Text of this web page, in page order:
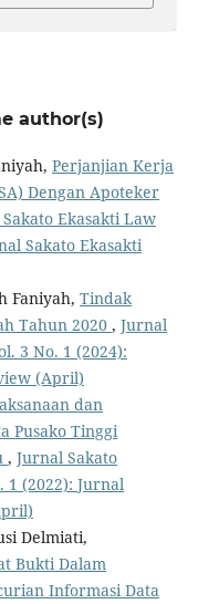
author(s)
Perjanjian Kerja
Dengan Apoteker
Ekasakti Law
Sakato Ekasakti
Faniyah, Tindak
Tahun 2020 , Jurnal
3 No. 1 (2024):
(April)
dan
Pusako Tinggi
, Jurnal Sakato
1 (2022): Jurnal
Delmiati,
Bukti Dalam
Informasi Data